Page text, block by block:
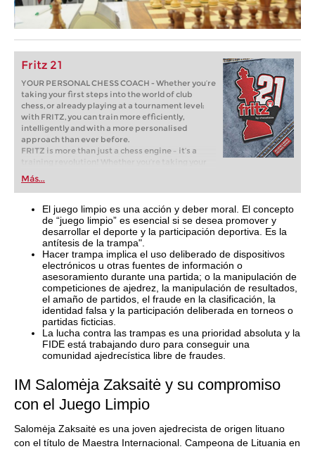
Fritz 21
YOUR PERSONAL CHESS COACH - Whether you’re
taking your first steps into the world of club
chess, or already playing at a tournament level:
with FRITZ, you can train more efficiently,
intelligently and with a more personalised
approach than ever before.
FRITZ is more than just a chess engine – it’s a
training revolution! Whether you’re taking your
first steps into the world of club chess, or already
playing at a tournament level: with FRITZ, you can
train more efficiently, intelligently and with a
more personalised approach than ever before.
Más...
El juego limpio es una acción y deber moral. El concepto
de “juego limpio” es esencial si se desea promover y
desarrollar el deporte y la participación deportiva. Es la
antítesis de la trampa".
Hacer trampa implica el uso deliberado de dispositivos
electrónicos u otras fuentes de información o
asesoramiento durante una partida; o la manipulación de
competiciones de ajedrez, la manipulación de resultados,
el amaño de partidos, el fraude en la clasificación, la
identidad falsa y la participación deliberada en torneos o
partidas ficticias.
La lucha contra las trampas es una prioridad absoluta y la
FIDE está trabajando duro para conseguir una
comunidad ajedrecística libre de fraudes.
IM Salomėja Zaksaitė y su compromiso
con el Juego Limpio
Salomėja Zaksaitė es una joven ajedrecista de origen lituano
con el título de Maestra Internacional. Campeona de Lituania en